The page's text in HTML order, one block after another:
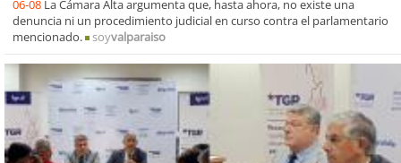
06-08 La Cámara Alta argumenta que, hasta ahora, no existe una
denuncia ni un procedimiento judicial en curso contra el parlamentario
mencionado.
soyvalparaiso